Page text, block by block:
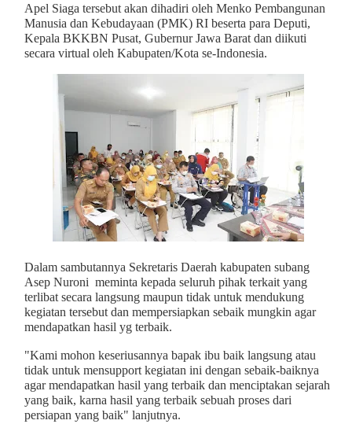
Apel Siaga tersebut akan dihadiri oleh Menko Pembangunan
Manusia dan Kebudayaan (PMK) RI beserta para Deputi,
Kepala BKKBN Pusat, Gubernur Jawa Barat dan diikuti
secara virtual oleh Kabupaten/Kota se-Indonesia.
Dalam sambutannya Sekretaris Daerah kabupaten subang
Asep Nuroni meminta kepada seluruh pihak terkait yang
terlibat secara langsung maupun tidak untuk mendukung
kegiatan tersebut dan mempersiapkan sebaik mungkin agar
mendapatkan hasil yg terbaik.
"Kami mohon keseriusannya bapak ibu baik langsung atau
tidak untuk mensupport kegiatan ini dengan sebaik-baiknya
agar mendapatkan hasil yang terbaik dan menciptakan sejarah
yang baik, karna hasil yang terbaik sebuah proses dari
persiapan yang baik" lanjutnya.